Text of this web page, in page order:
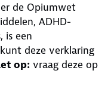
de Opiumwet
ADHD-
is een
deze verklaring
op: vraag deze op